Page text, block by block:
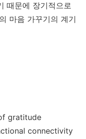
때문에 장기적으로
마음 가꾸기의 계기
gratitude
connectivity